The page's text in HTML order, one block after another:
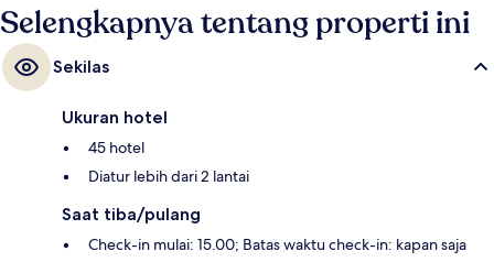
Selengkapnya tentang properti ini
Sekilas
Ukuran hotel
45 hotel
Diatur lebih dari 2 lantai
Saat tiba/pulang
Check-in mulai: 15.00; Batas waktu check-in: kapan saja